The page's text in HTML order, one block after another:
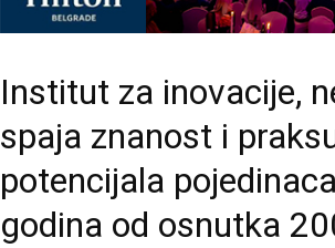
Institut za inovacije,
spaja znanost i
potencijala
godina od osnutka